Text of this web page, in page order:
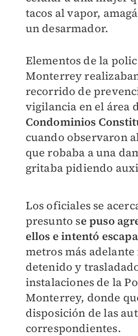
tacos al vapor,
un desarmador.
Elementos de la
Monterrey
recorrido de
vigilancia en el área
Condominios
cuando observaron
que robaba a una
gritaba pidiendo
Los oficiales se
presunto se puso
ellos e intentó
metros más adelante
detenido y
instalaciones de la
Monterrey, donde
disposición de las
correspondientes.